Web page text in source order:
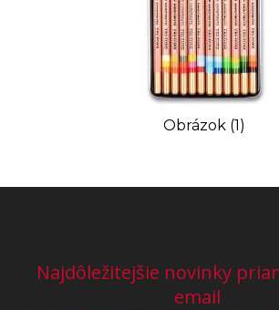
Obrázok (1)
Najdôležitejšie novinky
email